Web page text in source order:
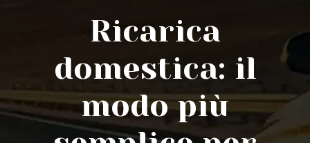
Ricarica
domestica: il
modo più